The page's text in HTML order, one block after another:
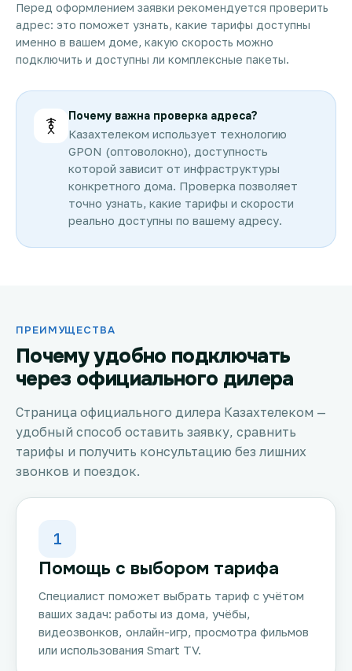
Перед оформлением заявки рекомендуется проверить
адрес: это поможет узнать, какие тарифы доступны
именно в вашем доме, какую скорость можно
подключить и доступны ли комплексные пакеты.
Почему важна проверка адреса?
Казахтелеком использует технологию
GPON (оптоволокно), доступность
которой зависит от инфраструктуры
конкретного дома. Проверка позволяет
точно узнать, какие тарифы и скорости
реально доступны по вашему адресу.
ПРЕИМУЩЕСТВА
Почему удобно подключать
через официального дилера
Страница официального дилера Казахтелеком —
удобный способ оставить заявку, сравнить
тарифы и получить консультацию без лишних
звонков и поездок.
1
Помощь с выбором тарифа
Специалист поможет выбрать тариф с учётом
ваших задач: работы из дома, учёбы,
видеозвонков, онлайн-игр, просмотра фильмов
или использования Smart TV.